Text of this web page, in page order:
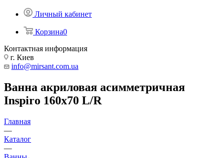
Личный кабинет
Корзина0
Контактная информация
г. Киев
info@mirsant.com.ua
Ванна акриловая асимметричная
Inspiro 160х70 L/R
Главная
—
Каталог
—